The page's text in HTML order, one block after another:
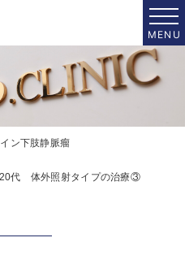
ン下肢静脈瘤
20代 体外照射タイプの治療③